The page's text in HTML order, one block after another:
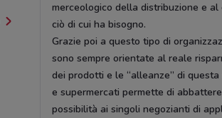
merceologico della distribuzione e
ciò di cui ha bisogno.
Grazie poi a questo tipo di
sono sempre orientate al reale
dei prodotti e le “alleanze” di
e supermercati permette di
possibilità ai singoli negozianti di